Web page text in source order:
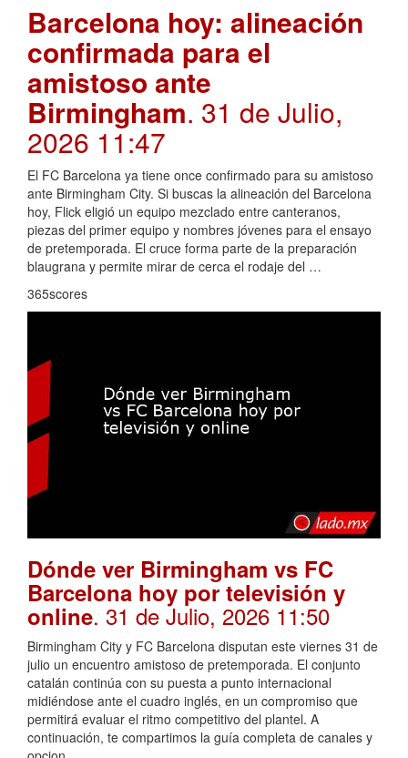
Barcelona hoy: alineación
confirmada para el
amistoso ante
Birmingham. 31 de Julio,
2026 11:47
El FC Barcelona ya tiene once confirmado para su amistoso
ante Birmingham City. Si buscas la alineación del Barcelona
hoy, Flick eligió un equipo mezclado entre canteranos,
piezas del primer equipo y nombres jóvenes para el ensayo
de pretemporada. El cruce forma parte de la preparación
blaugrana y permite mirar de cerca el rodaje del …
365scores
Dónde ver Birmingham vs FC
Barcelona hoy por televisión y
online. 31 de Julio, 2026 11:50
Birmingham City y FC Barcelona disputan este viernes 31 de
julio un encuentro amistoso de pretemporada. El conjunto
catalán continúa con su puesta a punto internacional
midiéndose ante el cuadro inglés, en un compromiso que
permitirá evaluar el ritmo competitivo del plantel. A
continuación, te compartimos la guía completa de canales y